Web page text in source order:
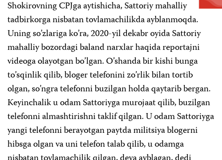
Shokirovning CPJga aytishicha, Sattoriy mahalliy
tadbirkorga nisbatan tovlamachilikda ayblanmoqda.
Uning so’zlariga ko’ra, 2020-yil dekabr oyida Sattoriy
mahalliy bozordagi baland narxlar haqida reportajni
videoga olayotgan bo’lgan. O’shanda bir kishi bunga
to’sqinlik qilib, bloger telefonini zo’rlik bilan tortib
olgan, so’ngra telefonni buzilgan holda qaytarib bergan.
Keyinchalik u odam Sattoriyga murojaat qilib, buzilgan
telefonni almashtirishni taklif qilgan. U odam Sattoriyga
yangi telefonni berayotgan paytda militsiya blogerni
hibsga olgan va uni telefon talab qilib, u odamga